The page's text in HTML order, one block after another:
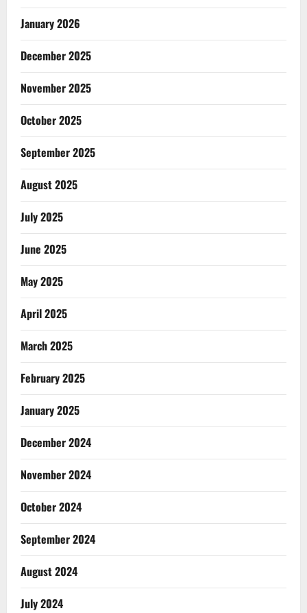
January 2026
December 2025
November 2025
October 2025
September 2025
August 2025
July 2025
June 2025
May 2025
April 2025
March 2025
February 2025
January 2025
December 2024
November 2024
October 2024
September 2024
August 2024
July 2024